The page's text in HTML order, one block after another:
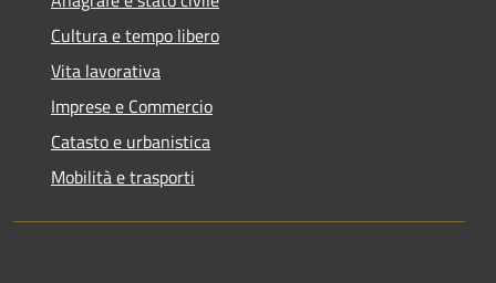
Cultura e tempo libero
Vita lavorativa
Imprese e Commercio
Catasto e urbanistica
Mobilità e trasporti